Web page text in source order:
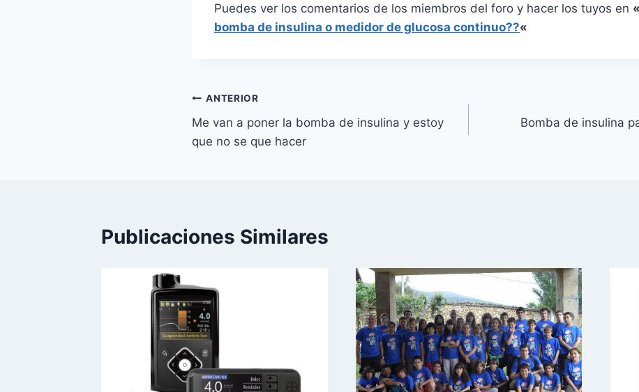
Puedes ver los comentarios de los miembros del foro y hacer los tuyos en «
bomba de insulina o medidor de glucosa continuo??«
Navegación
de
ANTERIOR
Me van a poner la bomba de insulina y estoy
que no se que hacer
Bomba de insulina
Publicaciones Similares